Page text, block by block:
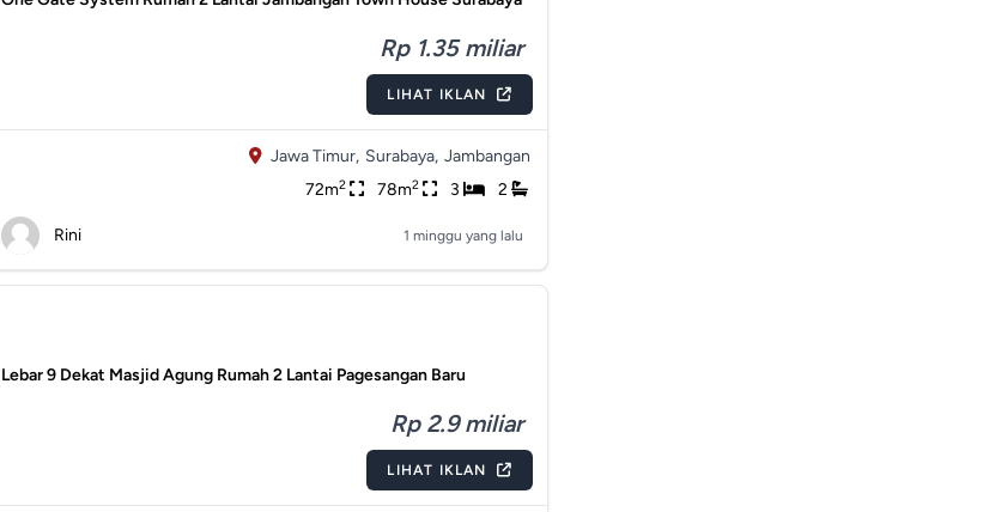
Rp 1.35 miliar
LIHAT IKLAN
Jawa Timur, Surabaya, Jambangan
72m2 78m2 3 2
Rini 1 minggu yang lalu
Lebar 9 Dekat Masjid Agung Rumah 2 Lantai Pagesangan Baru
Rp 2.9 miliar
LIHAT IKLAN